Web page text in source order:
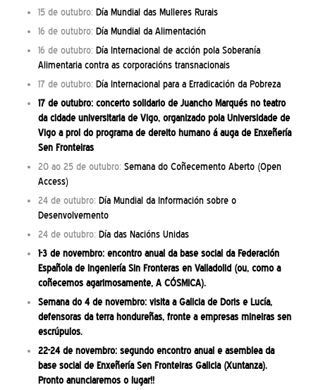
15 de outubro: Día Mundial das Mulleres Rurais
16 de outubro: Día Mundial da Alimentación
16 de outubro: Día Internacional de acción pola Soberanía
Alimentaria contra as corporacións transnacionais
17 de outubro: Día Internacional para a Erradicación da Pobreza
17 de outubro: concerto solidario de Juancho Marqués no teatro
da cidade universitaria de Vigo, organizado pola Universidade de
Vigo a prol do programa de dereito humano á auga de Enxeñería
Sen Fronteiras
20 ao 25 de outubro: Semana do Coñecemento Aberto (Open
Access)
24 de outubro: Día Mundial da Información sobre o
Desenvolvemento
24 de outubro: Día das Nacións Unidas
1-3 de novembro: encontro anual da base social da Federación
Española de Ingeniería Sin Fronteras en Valladolid (ou, como a
coñecemos agarimosamente, A CÓSMICA).
Semana do 4 de novembro: visita a Galicia de Doris e Lucía,
defensoras da terra hondureñas, fronte a empresas mineiras sen
escrúpulos.
22-24 de novembro: segundo encontro anual e asemblea da
base social de Enxeñería Sen Fronteiras Galicia (Xuntanza).
Pronto anunciaremos o lugar!!